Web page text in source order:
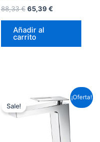
88,33€ 65,39 €
Añadir al
carrito
¡Oferta!
Sale!
precio
original
156,09 €.
precio
actual
es:
115,54 €.